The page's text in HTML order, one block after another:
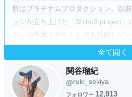
所はプラチナムプロダクション。以
ョンが立ち上げた「Shibu3 project
チ』の専属モデルとしても活動して
人気キッズモデルとして絶賛活躍中(
報番組『ZPI！』内で放送さ折れた
娘役として出演したり、Eテレのバラ
ー』にも出演したりと、テレビでも活
全て開く
関谷瑠紀
@ruki_sekiya
フォロワー 12,913